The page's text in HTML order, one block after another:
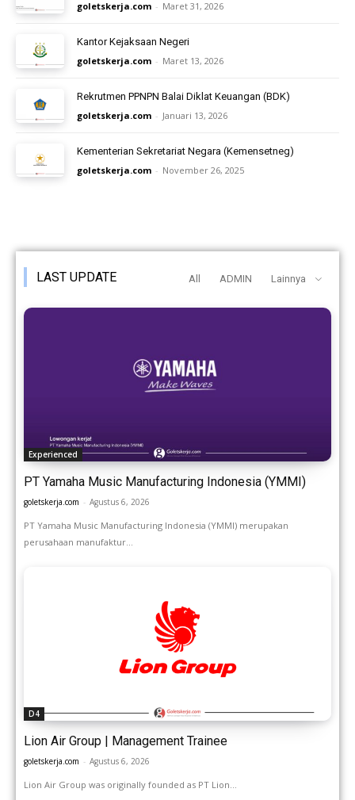
goletskerja.com - Maret 31, 2026
Kantor Kejaksaan Negeri
goletskerja.com - Maret 13, 2026
Rekrutmen PPNPN Balai Diklat Keuangan (BDK)
goletskerja.com - Januari 13, 2026
Kementerian Sekretariat Negara (Kemensetneg)
goletskerja.com - November 26, 2025
LAST UPDATE All ADMIN Lainnya
Experienced
PT Yamaha Music Manufacturing Indonesia (YMMI)
goletskerja.com - Agustus 6, 2026
PT Yamaha Music Manufacturing Indonesia (YMMI) merupakan
perusahaan manufaktur...
D4
Lion Air Group | Management Trainee
goletskerja.com - Agustus 6, 2026
Lion Air Group was originally founded as PT Lion...